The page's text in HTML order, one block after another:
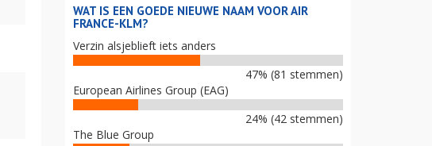
WAT IS EEN GOEDE NIEUWE NAAM VOOR AIR
FRANCE-KLM?
Verzin alsjeblieft iets anders
47% (81 stemmen)
European Airlines Group (EAG)
24% (42 stemmen)
The Blue Group